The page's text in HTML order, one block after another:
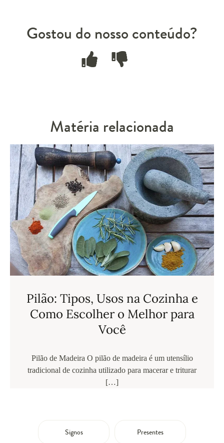
Gostou do nosso conteúdo?
Matéria relacionada
Pilão: Tipos, Usos na Cozinha e
Como Escolher o Melhor para
Você
Pilão de Madeira O pilão de madeira é um utensílio
tradicional de cozinha utilizado para macerar e triturar
[…]
Signos Presentes